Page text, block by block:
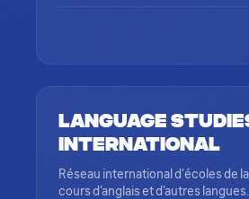
Language
International
Réseau international d'écoles de
cours d'anglais et d'autres langues.